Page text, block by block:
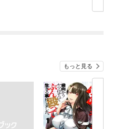
もっと見る